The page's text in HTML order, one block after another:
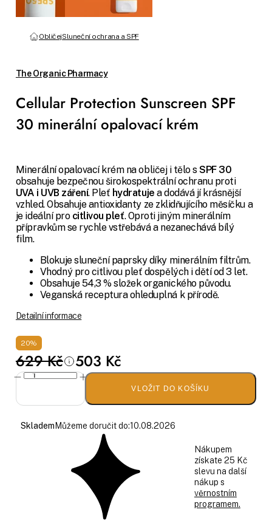
ObličejSluneční ochrana a SPF
The Organic Pharmacy
Cellular Protection Sunscreen SPF
30 minerální opalovací krém
Minerální opalovací krém na obličej i tělo sSPF 30
obsahuje bezpečnou širokospektrální ochranu proti
UVA i UVB záření. Pleť hydratujea dodává jí krásnější
vzhled. Obsahuje antioxidanty ze zklidňujícího měsíčku a
je ideální pro citlivou pleť.Oproti jiným minerálním
přípravkům se rychle vstřebává a nezanechává bílý
film.
Blokuje sluneční paprsky díky minerálním filtrům.
Vhodný pro citlivou pleť dospělých i dětí od 3 let.
Obsahuje 54,3 % složek organického původu.
Veganská receptura ohleduplná k přírodě.
Detailní informace
20%
629 Kč 503 Kč
VLOŽIT DO KOŠÍKU
Skladem Můžeme doručit do:10.08.2026
Nákupem
získate 25 Kč
slevu na další
nákup s
věrnostním
programem.